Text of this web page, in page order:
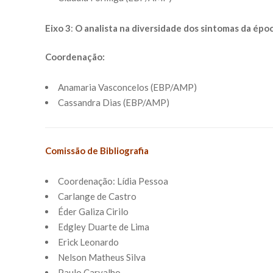
Eixo 3: O analista na diversidade dos sintomas da
Coordenação:
Anamaria Vasconcelos (EBP/AMP)
Cassandra Dias (EBP/AMP)
Comissão de Bibliografia
Coordenação: Lídia Pessoa
Carlange de Castro
Éder Galiza Cirilo
Edgley Duarte de Lima
Erick Leonardo
Nelson Matheu​s Silva